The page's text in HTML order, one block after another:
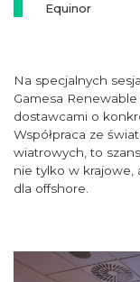
Equinor
Na specjalnych
Gamesa
dostawcami o
Współpraca ze
wiatrowych, to
nie tylko w krajowe,
dla offshore.